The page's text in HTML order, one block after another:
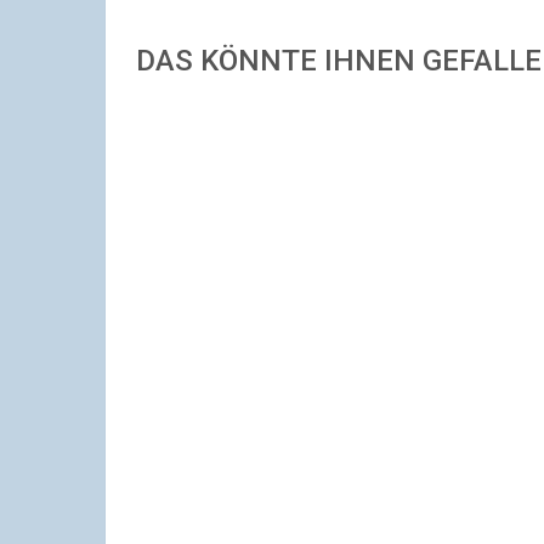
DAS KÖNNTE IHNEN